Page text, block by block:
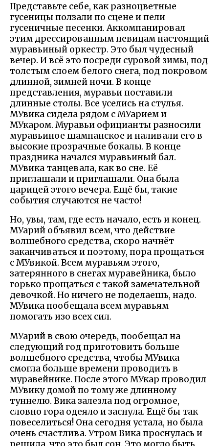
Представьте себе, как разноцветные
гусеницы ползали по сцене и пели
гусеничные песенки. Аккомпанировал
этим дрессированным певицам настоящий
муравьиный оркестр. Это был чудесный
вечер. И всё это посреди суровой зимы, под
толстым слоем белого снега, под покровом
длинной, зимней ночи. В конце
представления, муравьи поставили
длинные столы. Все уселись на стулья.
МУвика сидела рядом с МУарием и
МУкаром. Муравьи официанты разносили
муравьиное шампанское и наливали его в
высокие прозрачные бокалы. В конце
праздника начался муравьиный бал.
МУвика танцевала, как во сне. Её
приглашали и приглашали. Она была
царицей этого вечера. Ещё бы, такие
события случаются не часто!
Но, увы, там, где есть начало, есть и конец.
МУарий объявил всем, что действие
волшебного средства, скоро начнёт
заканчиваться и поэтому, пора прощаться
с МУвикой. Всем муравьям этого,
затерянного в снегах муравейника, было
горько прощаться с такой замечательной
девочкой. Но ничего не поделаешь, надо.
МУвика пообещала всем муравьям
помогать изо всех сил.
МУарий в свою очередь, пообещал на
следующий год приготовить больше
волшебного средства, чтобы МУвика
смогла больше времени проводить в
муравейнике. После этого МУкар проводил
МУвику домой по тому же длинному
туннелю. Вика залезла под огромное,
словно гора одеяло и заснула. Ещё бы так
повеселиться! Она сегодня устала, но была
очень счастлива. Утром Вика проснулась и